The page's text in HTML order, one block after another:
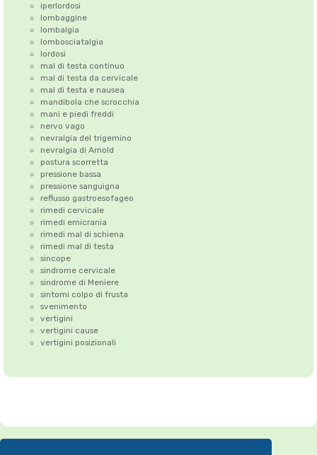
iperlordosi
lombaggine
lombalgia
lombosciatalgia
lordosi
mal di testa continuo
mal di testa da cervicale
mal di testa e nausea
mandibola che scrocchia
mani e piedi freddi
nervo vago
nevralgia del trigemino
nevralgia di Arnold
postura scorretta
pressione bassa
pressione sanguigna
reflusso gastroesofageo
rimedi cervicale
rimedi emicrania
rimedi mal di schiena
rimedi mal di testa
sincope
sindrome cervicale
sindrome di Meniere
sintomi colpo di frusta
svenimento
vertigini
vertigini cause
vertigini posizionali
•